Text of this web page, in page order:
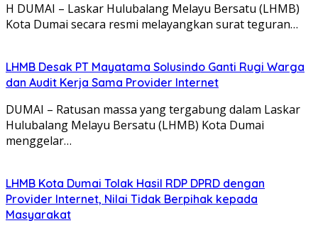
H DUMAI – Laskar Hulubalang Melayu Bersatu (LHMB)
Kota Dumai secara resmi melayangkan surat teguran…
LHMB Desak PT Mayatama Solusindo Ganti Rugi Warga
dan Audit Kerja Sama Provider Internet
DUMAI – Ratusan massa yang tergabung dalam Laskar
Hulubalang Melayu Bersatu (LHMB) Kota Dumai
menggelar…
LHMB Kota Dumai Tolak Hasil RDP DPRD dengan
Provider Internet, Nilai Tidak Berpihak kepada
Masyarakat